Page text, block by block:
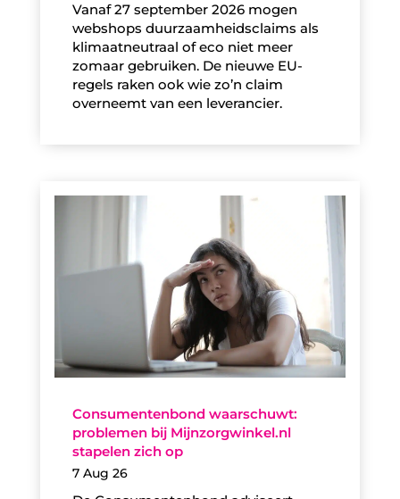
Vanaf 27 september 2026 mogen
webshops duurzaamheidsclaims als
klimaatneutraal of eco niet meer
zomaar gebruiken. De nieuwe EU-
regels raken ook wie zo’n claim
overneemt van een leverancier.
Consumentenbond waarschuwt:
problemen bij Mijnzorgwinkel.nl
stapelen zich op
7 Aug 26